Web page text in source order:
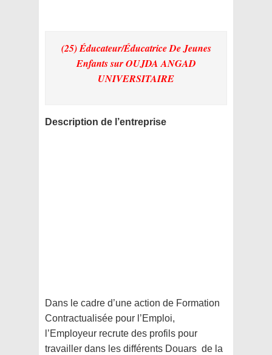
(25) Éducateur/Éducatrice De Jeunes
Enfantssur OUJDA ANGAD
UNIVERSITAIRE
Description de l’entreprise
Dans le cadre d’une action de Formation
Contractualisée pour l’Emploi,
l’Employeur recrute des profils pour
travailler dans les différents Douars de la